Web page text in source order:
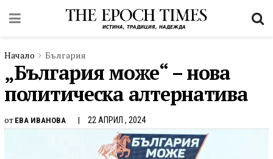
Начало България
„България може“ – нова
политическа алтернатива
от ЕВА ИВАНОВА 22 АПРИЛ , 2024